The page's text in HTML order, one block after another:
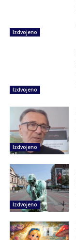
Izdvojeno
Izdvojeno
Izdvojeno
Izdvojeno